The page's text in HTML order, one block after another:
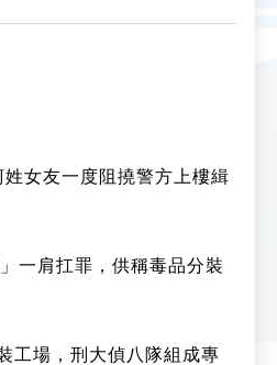
女友一度阻撓警方上樓緝
一肩扛罪，供稱毒品分裝
工場，刑大偵八隊組成專